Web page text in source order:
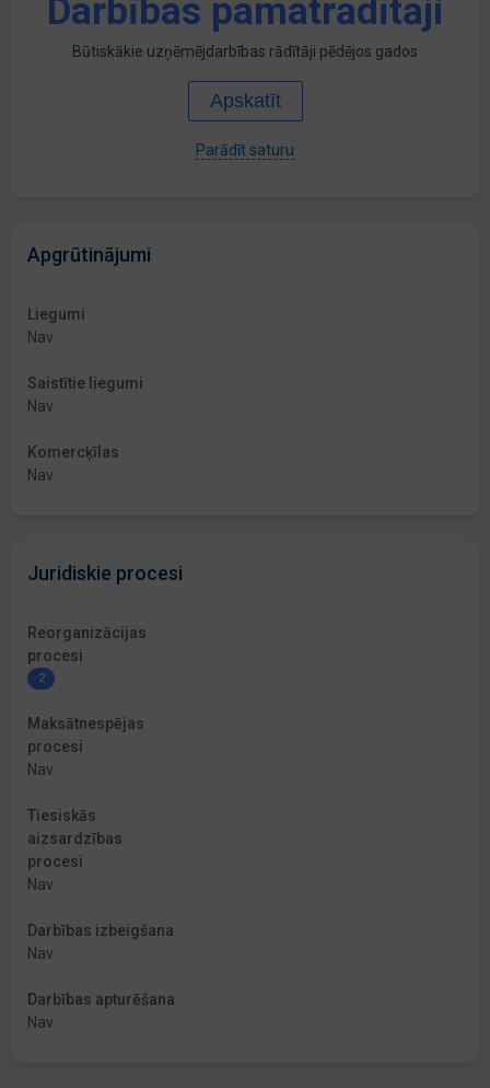
Darbības pamatrādītāji
Būtiskākie uzņēmējdarbības rādītāji pēdējos gados
Apskatīt
Parādīt saturu
Apgrūtinājumi
Liegumi
Nav
Saistītie liegumi
Nav
Komercķīlas
Nav
Juridiskie procesi
Reorganizācijas
procesi
2
Maksātnespējas
procesi
Nav
Tiesiskās
aizsardzības
procesi
Nav
Darbības izbeigšana
Nav
Darbības apturēšana
Nav